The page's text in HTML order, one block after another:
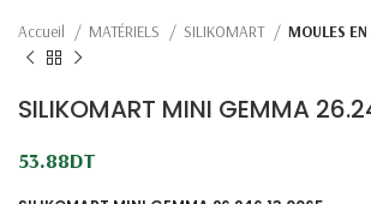
Accueil MATÉRIELS SILIKOMART MOULES
SILIKOMART MINI GEMMA
53.88DT